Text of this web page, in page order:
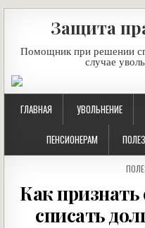
Защита
Помощник при решении
случае
ГЛАВНАЯ УВОЛЬНЕНИЕ
ПЕНСИОНЕРАМ
Как признать
списать